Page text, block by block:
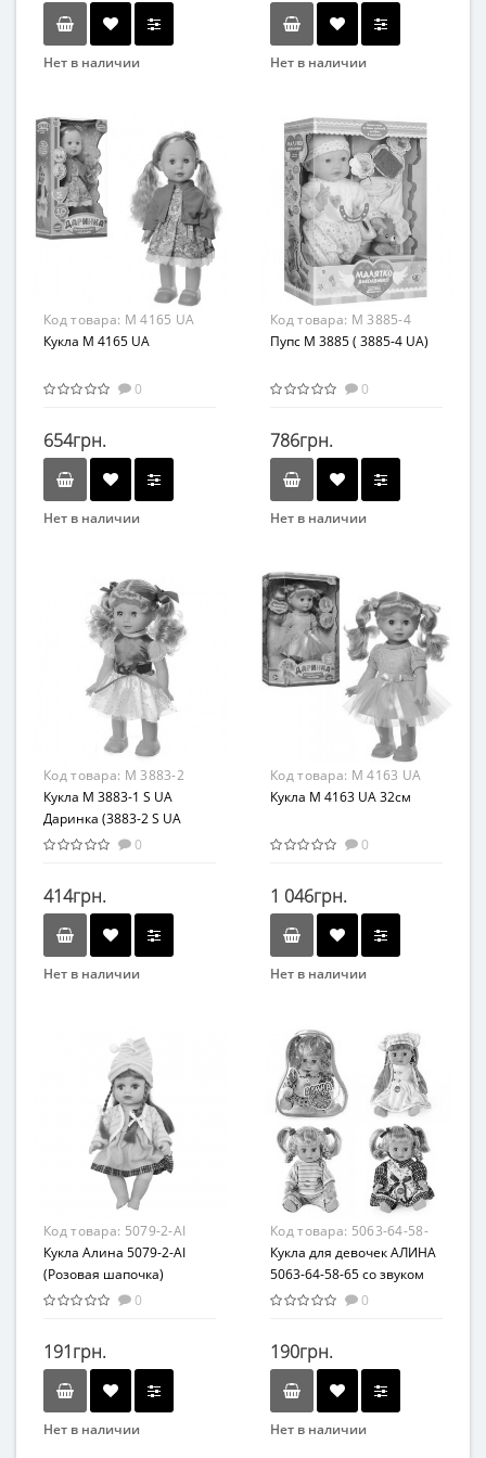
Нет в наличии
Возрастная группа
От 3 лет
Нет в наличии
Возрастная группа
От 3 лет
Материал
ПВХ
Код товара: M 4165 UA
Кукла M 4165 UA
0
654грн.
Нет в наличии
Развивающая игрушка
Материал
Код товара: M 3885-4
Пупс M 3885 ( 3885-4 UA)
0
786грн.
Нет в наличии
Возраст
От 3-х лет
Код товара: M 3883-2
Кукла M 3883-1 S UA
Даринка (3883-2 S UA
Даринка)
0
414грн.
Нет в наличии
Возрастная группа
Материал
Код товара: M 4163 UA
Кукла M 4163 UA 32см
0
1 046грн.
Нет в наличии
Вид
Игровой набор
Возраст
от 3 лет
Материал
Комбинированный
Код товара: 5079-2-AI
Кукла Алина 5079-2-AI
(Розовая шапочка)
0
191грн.
Нет в наличии
Код товара: 5063-64-58-
65
Кукла для девочек АЛИНА
5063-64-58-65 со звуком
0
190грн.
Нет в наличии